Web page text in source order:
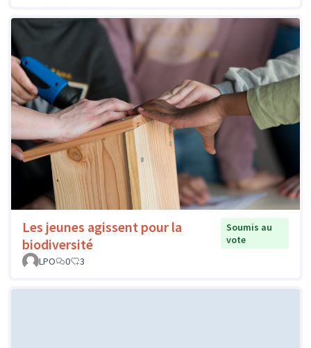
Les jeunes agissent pour la
biodiversité
Soumis au
vote
LPO
0 3